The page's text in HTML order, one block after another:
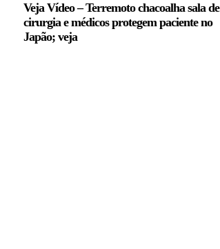
Veja Vídeo – Terremoto chacoalha sala de
cirurgia e médicos protegem paciente no
Japão; veja